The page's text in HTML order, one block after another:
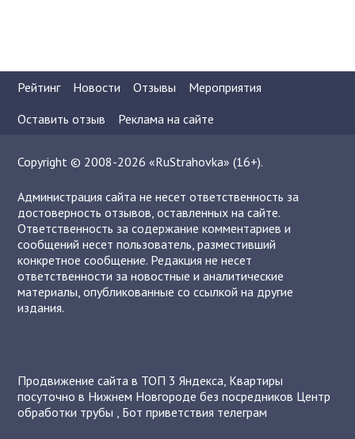
Рейтинг Новости Отзывы
Мероприятия
Оставить отзыв
Реклама на сайте
Copyright © 2008-2026 «RuStrahovka» (16+).
Администрация сайта не несет ответственность за
достоверность отзывов, оставленных на сайте.
Ответственность за содержание комментариев и
сообщений несет пользователь, разместивший
конкретное сообщение. Редакция не несет
ответственности за новостные и аналитические
материалы, опубликованные со ссылкой на другие
издания.
Продвижение сайта в ТОП 3 Яндекса, Квартиры
посуточно в Нижнем Новгороде без посредников Центр
обработки трубы , Бот приветствия телеграм